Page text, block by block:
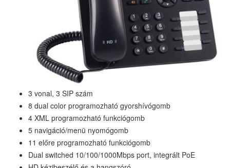
3 vonal, 3 SIP szám
8 dual color programozható gyorshívógomb
4 XML programozható funkciógomb
5 navigáció/menü nyomógomb
11 előre programozható funkciógomb
Dual switched 10/100/1000Mbps port, integrált PoE